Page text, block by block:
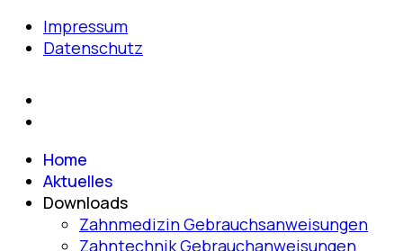
Impressum
Datenschutz
Home
Aktuelles
Downloads
Zahnmedizin Gebrauchsanweisungen
Zahntechnik Gebrauchanweisungen